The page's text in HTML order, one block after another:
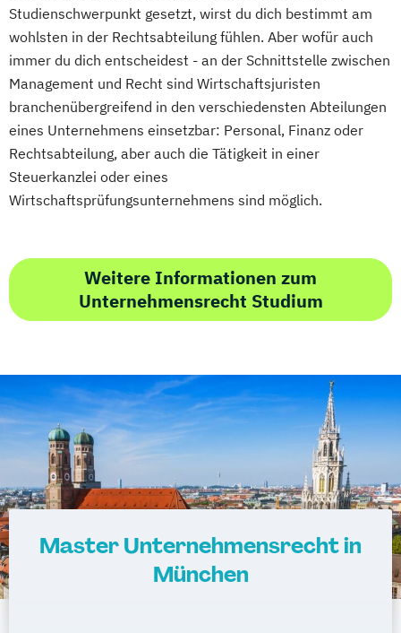
Studienschwerpunkt gesetzt, wirst du dich bestimmt am
wohlsten in der Rechtsabteilung fühlen. Aber wofür auch
immer du dich entscheidest - an der Schnittstelle zwischen
Management und Recht sind Wirtschaftsjuristen
branchenübergreifend in den verschiedensten Abteilungen
eines Unternehmens einsetzbar: Personal, Finanz oder
Rechtsabteilung, aber auch die Tätigkeit in einer
Steuerkanzlei oder eines
Wirtschaftsprüfungsunternehmens sind möglich.
Weitere Informationen zum
Unternehmensrecht Studium
Master Unternehmensrecht in
München